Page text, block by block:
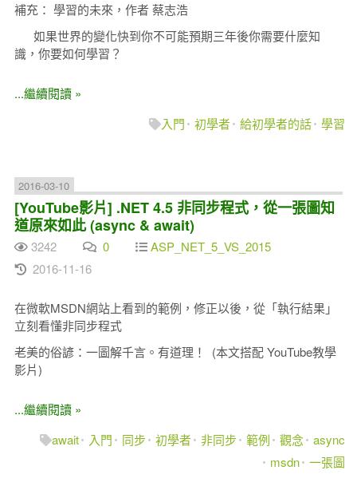
補充： 學習的未來，作者 蔡志浩
如果世界的變化快到你不可能預期三年後你需要什麼知
識，你要如何學習？
...繼續閱讀 »
入門
初學者 給初學者的話 學習
2016-03-10
[YouTube影片] .NET 4.5 非同步程式，從一張圖知
道原來如此 (async & await)
3242 0
ASP_NET_5_VS_2015
2016-11-16
在微軟MSDN網站上看到的範例，修正以後，從「執行結果」
立刻看懂非同步程式
老美的俗諺：一圖解千言。有道理！ (本文搭配 YouTube教學
影片)
...繼續閱讀 »
await
入門 同步 初學者 非同步 範例 觀念
async
msdn 一張圖